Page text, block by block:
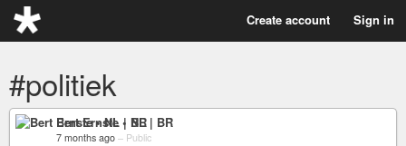
Create account Sign in
#politiek
Bert Ernste • NL | BR
7 months ago – Public